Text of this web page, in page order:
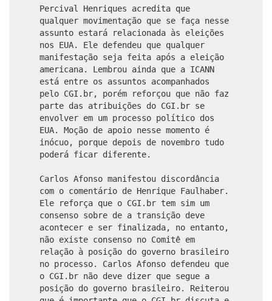
Percival Henriques acredita que
qualquer movimentação que se faça nesse
assunto estará relacionada às eleições
nos EUA. Ele defendeu que qualquer
manifestação seja feita após a eleição
americana. Lembrou ainda que a ICANN
está entre os assuntos acompanhados
pelo CGI.br, porém reforçou que não faz
parte das atribuições do CGI.br se
envolver em um processo político dos
EUA. Moção de apoio nesse momento é
inócuo, porque depois de novembro tudo
poderá ficar diferente.
Carlos Afonso manifestou discordância
com o comentário de Henrique Faulhaber.
Ele reforça que o CGI.br tem sim um
consenso sobre de a transição deve
acontecer e ser finalizada, no entanto,
não existe consenso no Comitê em
relação à posição do governo brasileiro
no processo. Carlos Afonso defendeu que
o CGI.br não deve dizer que segue a
posição do governo brasileiro. Reiterou